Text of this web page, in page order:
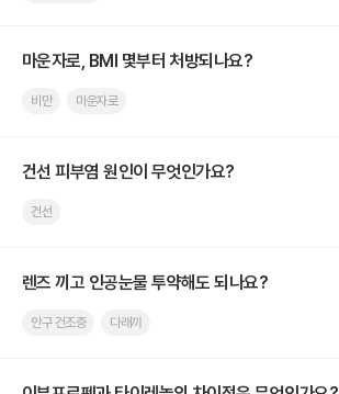
마운자로, BMI 몇부터 처방되나요?
비만 마운자로
건선 피부염 원인이 무엇인가요?
건선
렌즈 끼고 인공눈물 투약해도 되나요?
안구 건조증 다래끼